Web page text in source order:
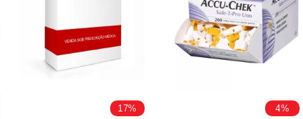
17% 4%